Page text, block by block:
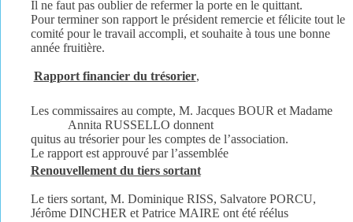
Il ne faut pas oublier de refermer la porte en le quittant.
Pour terminer son rapport le président remercie et félicite tout le
comité pour le travail accompli, et souhaite à tous une bonne
année fruitière.
Rapport financier du trésorier,
Les commissaires au compte, M. Jacques BOUR et Madame
Annita RUSSELLO donnent
quitus au trésorier pour les comptes de l’association.
Le rapport est approuvé par l’assemblée
Renouvellement du tiers sortant
Le tiers sortant, M. Dominique RISS, Salvatore PORCU,
Jérôme DINCHER et Patrice MAIRE ont été réélus